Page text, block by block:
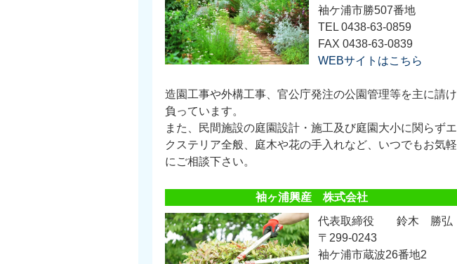
袖ケ浦市勝507番地
TEL 0438-63-0859
FAX 0438-63-0839
WEBサイトはこちら
造園工事や外構工事、官公庁発注の公園管理等を主に請け
負っています。
また、民間施設の庭園設計・施工及び庭園大小に関らずエ
クステリア全般、庭木や花の手入れなど、いつでもお気軽
にご相談下さい。
袖ヶ浦興産 株式会社
代表取締役 鈴木 勝弘
〒299-0243
袖ケ浦市蔵波26番地2